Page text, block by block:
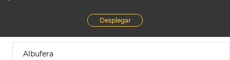
Desplegar
Albufera